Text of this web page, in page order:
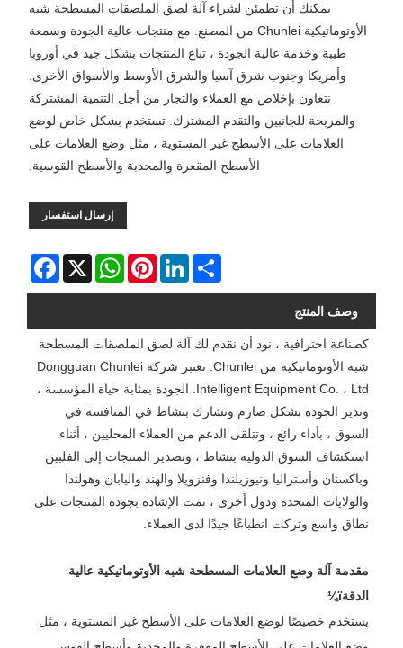
يمكنك أن تطمئن لشراء آلة لصق الملصقات المسطحة شبه
الأوتوماتيكية Chunlei من المصنع. مع منتجات عالية الجودة وسمعة
طيبة وخدمة عالية الجودة ، تباع المنتجات بشكل جيد في أوروبا
وأمريكا وجنوب شرق آسيا والشرق الأوسط والأسواق الأخرى.
نتعاون بإخلاص مع العملاء والتجار من أجل التنمية المشتركة
والمربحة للجانبين والتقدم المشترك. تستخدم بشكل خاص لوضع
العلامات على الأسطح غير المستوية ، مثل وضع العلامات على
الأسطح المقعرة والمحدبة والأسطح القوسية.
إرسال استفسار
Facebook X
WhatsAppPinterestLinkedInShare
وصف المنتج
كصناعة احترافية ، نود أن نقدم لك آلة لصق الملصقات المسطحة
شبه الأوتوماتيكية من Chunlei. تعتبر شركة Dongguan Chunlei
Intelligent Equipment Co. ، Ltd. الجودة بمثابة حياة المؤسسة ،
وتدير الجودة بشكل صارم وتشارك بنشاط في المنافسة في
السوق ، بأداء رائع ، وتتلقى الدعم من العملاء المحليين ، أثناء
استكشاف السوق الدولية بنشاط ، وتصدير المنتجات إلى الفلبين
وباكستان وأستراليا ونيوزيلندا وفنزويلا والهند واليابان وهولندا
والولايات المتحدة ودول أخرى ، تمت الإشادة بجودة المنتجات على
نطاق واسع وتركت انطباعًا جيدًا لدى العملاء.
مقدمة آلة وضع العلامات المسطحة شبه الأوتوماتيكية عالية
الدقةï¼
يستخدم خصيصًا لوضع العلامات على الأسطح غير المستوية ، مثل